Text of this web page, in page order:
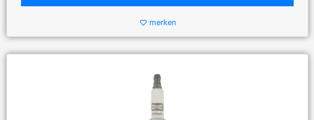
favorite_border merken